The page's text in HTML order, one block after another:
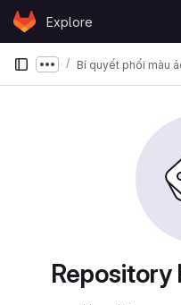
Skip to content
GitLabExplore
Show more
Bí quyết phối màu
Repository